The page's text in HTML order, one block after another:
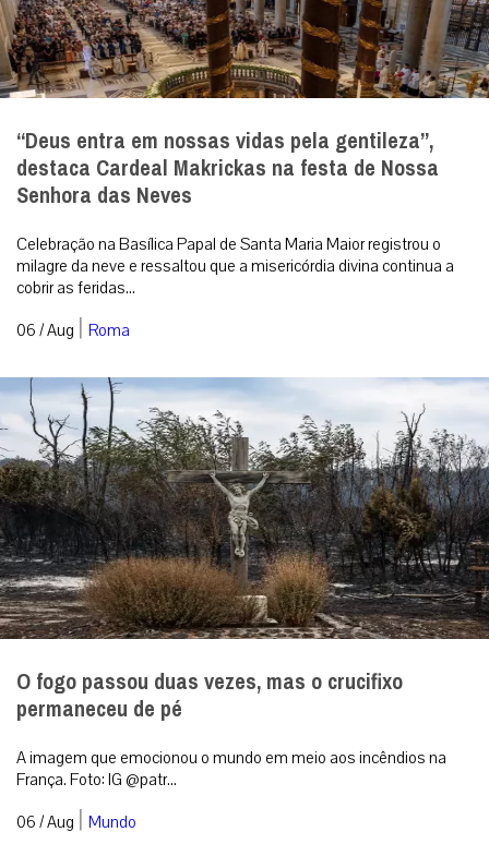
“Deus entra em nossas vidas pela gentileza”,
destaca Cardeal Makrickas na festa de Nossa
Senhora das Neves
Celebração na Basílica Papal de Santa Maria Maior registrou o
milagre da neve e ressaltou que a misericórdia divina continua a
cobrir as feridas...
06 / Aug | Roma
O fogo passou duas vezes, mas o crucifixo
permaneceu de pé
A imagem que emocionou o mundo em meio aos incêndios na
França. Foto: IG @patr...
06 / Aug | Mundo